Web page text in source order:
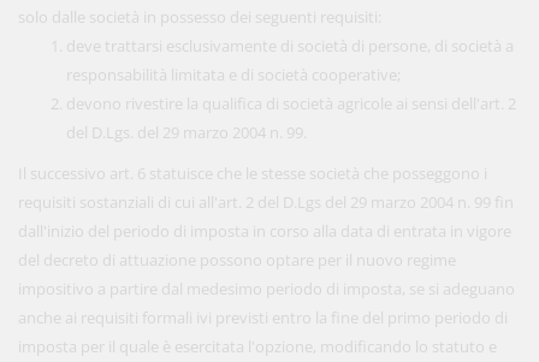
solo dalle società in possesso dei seguenti requisiti:
deve trattarsi esclusivamente di società di persone, di società a
responsabilità limitata e di società cooperative;
devono rivestire la qualifica di società agricole ai sensi dell'art. 2
del D.Lgs. del 29 marzo 2004 n. 99.
Il successivo art. 6 statuisce che le stesse società che posseggono i
requisiti sostanziali di cui all'art. 2 del D.Lgs del 29 marzo 2004 n. 99 fin
dall'inizio del periodo di imposta in corso alla data di entrata in vigore
del decreto di attuazione possono optare per il nuovo regime
impositivo a partire dal medesimo periodo di imposta, se si adeguano
anche ai requisiti formali ivi previsti entro la fine del primo periodo di
imposta per il quale è esercitata l'opzione, modificando lo statuto e